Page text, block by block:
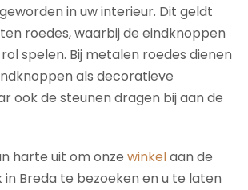
in uw interieur. Dit geldt
roedes, waarbij de eindknoppen
spelen. Bij metalen roedes dienen
als decoratieve
ook de steunen dragen bij aan de
harte uit om onze winkelaan de
in Breda te bezoeken en u te laten